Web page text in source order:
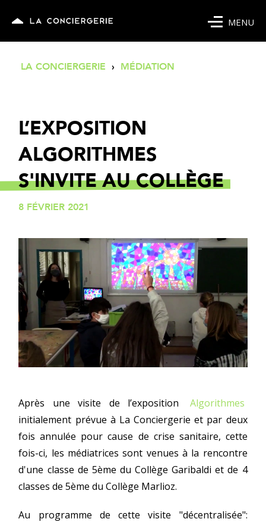
MENU
LA CONCIERGERIE › MÉDIATION
L’EXPOSITION
ALGORITHMES
S'INVITE AU COLLÈGE
8 FÉVRIER 2021
Après une visite de l’exposition
Algorithmes
initialement prévue à La Conciergerie et par deux
fois annulée pour cause de crise sanitaire, cette
fois-ci, les médiatrices sont venues à la rencontre
d'une classe de 5ème du Collège Garibaldi et de 4
classes de 5ème du Collège Marlioz.
Au programme de cette visite "décentralisée":